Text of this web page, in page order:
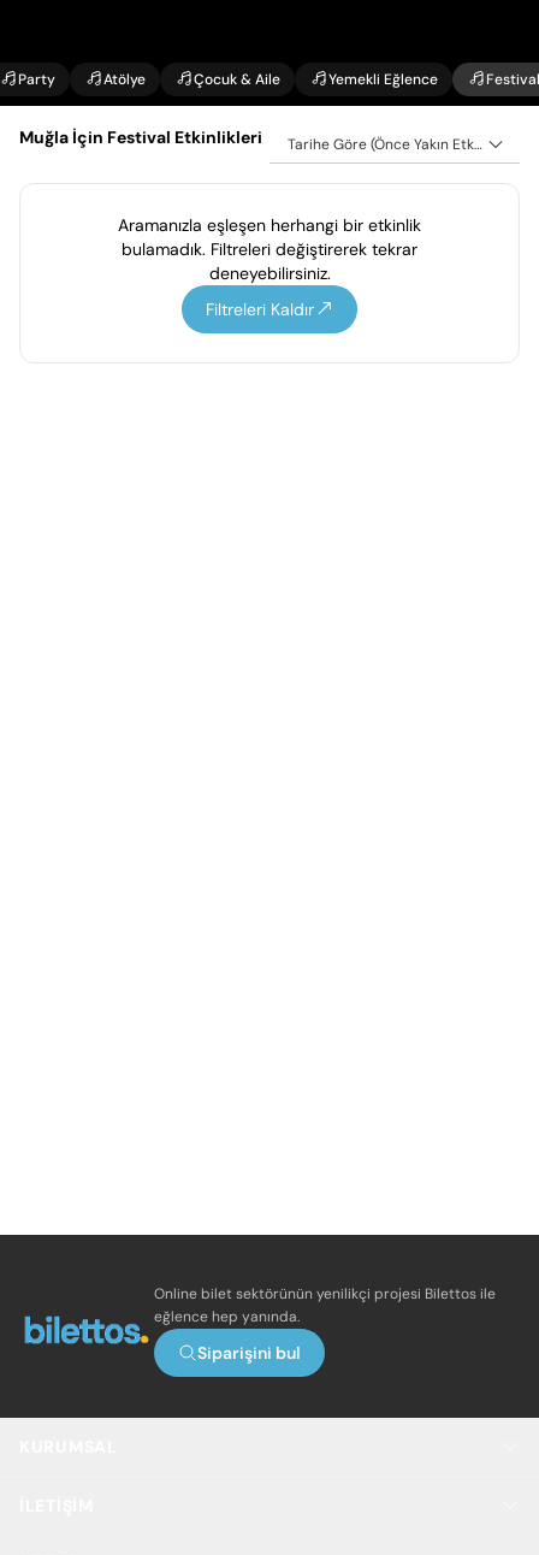
Party Atölye Çocuk & Aile Yemekli Eğlence Festival
Muğla İçin Festival Etkinlikleri Tarihe Göre (Önce Yakın Etkinlikler)
Aramanızla eşleşen herhangi bir etkinlik
bulamadık. Filtreleri değiştirerek tekrar
deneyebilirsiniz.
Filtreleri Kaldır
Online bilet sektörünün yenilikçi projesi Bilettos ile
eğlence hep yanında.
Siparişini bul